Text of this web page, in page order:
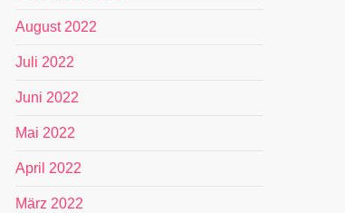
August 2022
Juli 2022
Juni 2022
Mai 2022
April 2022
März 2022